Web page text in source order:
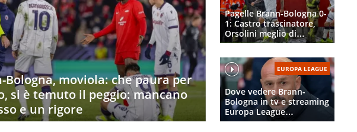
Bologna, moviola: che paura per
si è temuto il peggio: mancano
e un rigore
Pagelle Brann-Bologna 0-
1: Castro trascinatore,
Orsolini meglio di
Bernardeschi, male
EUROPA LEAGUE
Dove vedere Brann-
Bologna in tv e streaming
Europa League
2025/2026, orario,